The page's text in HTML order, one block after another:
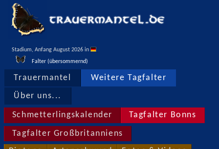
Stadium, Anfang August 2026 in
Falter (übersommernd)
Trauermantel Weitere Tagfalter
Über uns...
Schmetterlingskalender Tagfalter Bonns
Tagfalter Großbritanniens